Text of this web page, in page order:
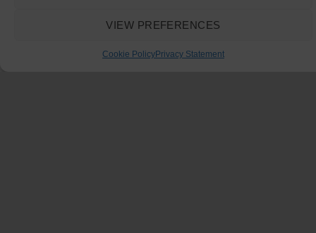
VIEW PREFERENCES
Cookie PolicyPrivacy Statement